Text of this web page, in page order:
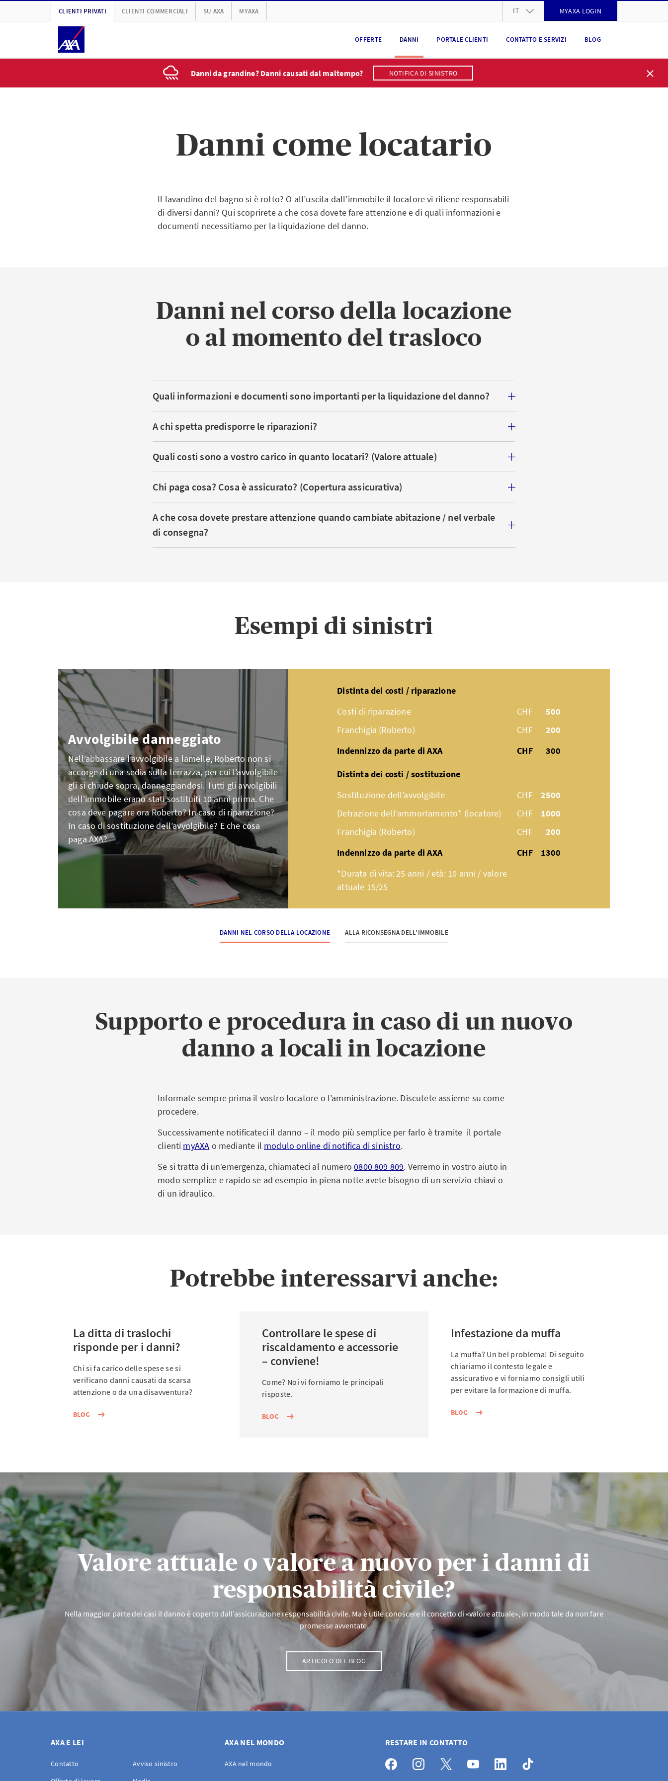
CLIENTI PRIVATI CLIENTI COMMERCIALI SU AXA MYAXA IT MYAXA LOGIN
OFFERTE DANNI PORTALE CLIENTI CONTATTO E SERVIZI BLOG
Danni da grandine? Danni causati dal maltempo? NOTIFICA DI SINISTRO
Danni come locatario
Il lavandino del bagno si è rotto? O all’uscita dall’immobile il locatore vi ritiene responsabili
di diversi danni? Qui scoprirete a che cosa dovete fare attenzione e di quali informazioni e
documenti necessitiamo per la liquidazione del danno.
Danni nel corso della locazione
o al momento del trasloco
Quali informazioni e documenti sono importanti per la liquidazione del danno?
A chi spetta predisporre le riparazioni?
Quali costi sono a vostro carico in quanto locatari? (Valore attuale)
Chi paga cosa? Cosa è assicurato? (Copertura assicurativa)
A che cosa dovete prestare attenzione quando cambiate abitazione / nel verbale
di consegna?
Esempi di sinistri
Avvolgibile danneggiato
Nell’abbassare l’avvolgibile a lamelle, Roberto non si
accorge di una sedia sulla terrazza, per cui l’avvolgibile
gli si chiude sopra, danneggiandosi. Tutti gli avvolgibili
dell’immobile erano stati sostituiti 10 anni prima. Che
cosa deve pagare ora Roberto? In caso di riparazione?
In caso di sostituzione dell’avvolgibile? E che cosa
paga AXA?
Distinta dei costi / riparazione
Costi di riparazione
CHF
500
Franchigia (Roberto)
CHF
200
Indennizzo da parte di AXA
CHF 300
Distinta dei costi / sostituzione
Sostituzione dell’avvolgibile
CHF
2500
Detrazione dell’ammortamento* (locatore)
CHF
1000
Franchigia (Roberto)
CHF
200
Indennizzo da parte di AXA
CHF
1300
*Durata di vita: 25 anni / età: 10 anni / valore
attuale 15/25
DANNI NEL CORSO DELLA LOCAZIONE ALLA RICONSEGNA DELL'IMMOBILE
Supporto e procedura in caso di un nuovo
danno a locali in locazione
Informate sempre prima il vostro locatore o l’amministrazione. Discutete assieme su come
procedere.
Successivamente notificateci il danno – il modo più semplice per farlo è tramite il portale
clienti myAXA o mediante il modulo online di notifica di sinistro.
Se si tratta di un’emergenza, chiamateci al numero0800 809 809. Verremo in vostro aiuto in
modo semplice e rapido se ad esempio in piena notte avete bisogno di un servizio chiavi o
di un idraulico.
Potrebbe interessarvi anche:
La ditta di traslochi
risponde per i danni?
Chi si fa carico delle spese se si
verificano danni causati da scarsa
attenzione o da una disavventura?
BLOG
Controllare le spese di
riscaldamento e accessorie
– conviene!
Come? Noi vi forniamo le principali
risposte.
BLOG
Infestazione da muffa
La muffa? Un bel problema! Di seguito
chiariamo il contesto legale e
assicurativo e vi forniamo consigli utili
per evitare la formazione di muffa.
BLOG
Valore attuale o valore a nuovo per i danni di
responsabilità civile?
Nella maggior parte dei casi il danno è coperto dall’assicurazione responsabilità civile. Ma è utile conoscere il concetto di «valore attuale», in modo tale da non fare
promesse avventate.
ARTICOLO DEL BLOG
AXA E LEI
Contatto
Avviso sinistro
AXA NEL MONDO
AXA nel mondo
RESTARE IN CONTATTO